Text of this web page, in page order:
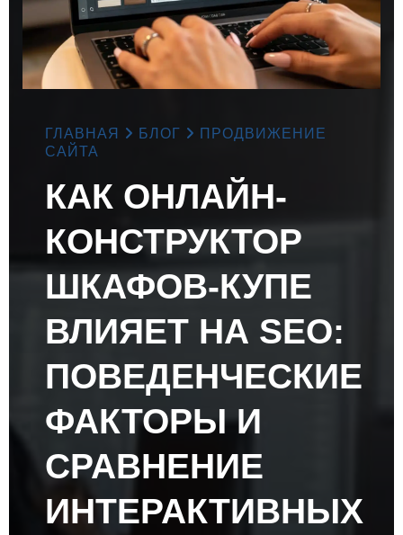
ГЛАВНАЯ БЛОГ
ПРОДВИЖЕНИЕ
САЙТА
КАК ОНЛАЙН-
КОНСТРУКТОР
ШКАФОВ-КУПЕ
ВЛИЯЕТ НА SEO:
ПОВЕДЕНЧЕСКИЕ
ФАКТОРЫ И
СРАВНЕНИЕ
ИНТЕРАКТИВНЫХ